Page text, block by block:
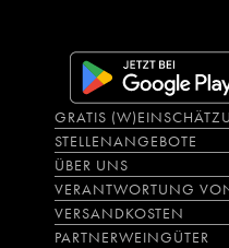
GRATIS
STELLENANGEBOTE
ÜBER UNS
VERANTWORTUNG
VERSANDKOSTEN
PARTNERWEINGÜTER